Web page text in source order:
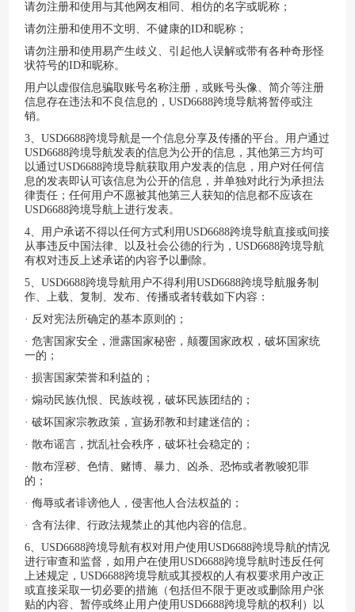
请勿注册和使用与其他网友相同、相仿的名字或昵称；
请勿注册和使用不文明、不健康的ID和昵称；
请勿注册和使用易产生歧义、引起他人误解或带有各种奇形怪
状符号的ID和昵称。
用户以虚假信息骗取账号名称注册，或账号头像、简介等注册
信息存在违法和不良信息的，USD6688跨境导航将暂停或注
销。
3、USD6688跨境导航是一个信息分享及传播的平台。用户通过
USD6688跨境导航发表的信息为公开的信息，其他第三方均可
以通过USD6688跨境导航获取用户发表的信息，用户对任何信
息的发表即认可该信息为公开的信息，并单独对此行为承担法
律责任；任何用户不愿被其他第三人获知的信息都不应该在
USD6688跨境导航上进行发表。
4、用户承诺不得以任何方式利用USD6688跨境导航直接或间接
从事违反中国法律、以及社会公德的行为，USD6688跨境导航
有权对违反上述承诺的内容予以删除。
5、USD6688跨境导航用户不得利用USD6688跨境导航服务制
作、上载、复制、发布、传播或者转载如下内容：
· 反对宪法所确定的基本原则的；
· 危害国家安全，泄露国家秘密，颠覆国家政权，破坏国家统
一的；
· 损害国家荣誉和利益的；
· 煽动民族仇恨、民族歧视，破坏民族团结的；
· 破坏国家宗教政策，宣扬邪教和封建迷信的；
· 散布谣言，扰乱社会秩序，破坏社会稳定的；
· 散布淫秽、色情、赌博、暴力、凶杀、恐怖或者教唆犯罪
的；
· 侮辱或者诽谤他人，侵害他人合法权益的；
· 含有法律、行政法规禁止的其他内容的信息。
6、USD6688跨境导航有权对用户使用USD6688跨境导航的情况
进行审查和监督，如用户在使用USD6688跨境导航时违反任何
上述规定，USD6688跨境导航或其授权的人有权要求用户改正
或直接采取一切必要的措施（包括但不限于更改或删除用户张
贴的内容、暂停或终止用户使用USD6688跨境导航的权利）以